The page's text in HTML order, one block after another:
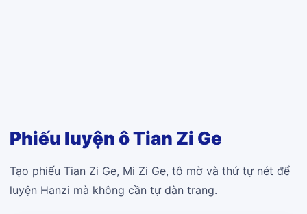
Phiếu luyện ô Tian Zi Ge
Tạo phiếu Tian Zi Ge, Mi Zi Ge, tô mờ và thứ tự nét để
luyện Hanzi mà không cần tự dàn trang.